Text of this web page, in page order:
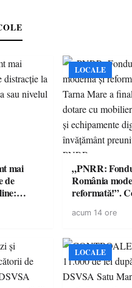
mai
de
LOCALE
„PNRR:
România
reformată!”.
dotare cu
a unităților de
PNRR
acum 14 ore
LOCALE